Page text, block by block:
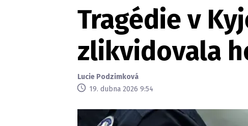
Tragédie v
zlikvidovala
Lucie Podzimková
19. dubna 2026 9:54